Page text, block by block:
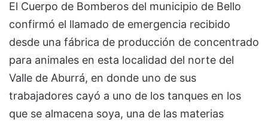
El Cuerpo de Bomberos del municipio de Bello
confirmó el llamado de emergencia recibido
desde una fábrica de producción de concentrado
para animales en esta localidad del norte del
Valle de Aburrá, en donde uno de sus
trabajadores cayó a uno de los tanques en los
que se almacena soya, una de las materias